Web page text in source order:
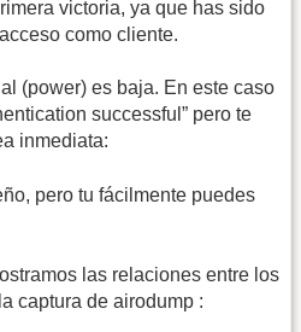
victoria, ya que has sido
como cliente.
(power) es baja. En este caso
successful” pero te
inmediata:
pero tu fácilmente puedes
las relaciones entre los
captura de airodump :